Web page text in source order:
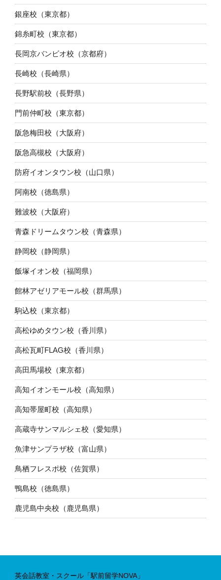
銀座校（東京都）
錦糸町校（東京都）
長岡京バンビオ校（京都府）
長崎校（長崎県）
長野駅前校（長野県）
門前仲町校（東京都）
阪急梅田校（大阪府）
阪急高槻校（大阪府）
防府イオンタウン校（山口県）
阿南校（徳島県）
難波校（大阪府）
青森ドリームタウン校（青森県）
静岡校（静岡県）
飯塚イオン校（福岡県）
館林アゼリアモール校（群馬県）
駒込校（東京都）
高松ゆめタウン校（香川県）
高松瓦町FLAG校（香川県）
高田馬場校（東京都）
高知イオンモール校（高知県）
高知帯屋町校（高知県）
高蔵寺サンマルシェ校（愛知県）
魚津サンプラザ校（富山県）
鳥栖フレスポ校（佐賀県）
鴨島校（徳島県）
鹿児島中央校（鹿児島県）
英会話教室・スクール「駅前留学NOVA」